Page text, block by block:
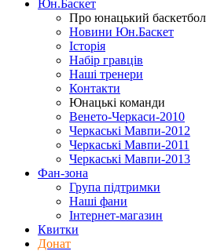
Юн.Баскет
Про юнацький баскетбол
Новини Юн.Баскет
Історія
Набір гравців
Наші тренери
Контакти
Юнацькі команди
Венето-Черкаси-2010
Черкаські Мавпи-2012
Черкаські Мавпи-2011
Черкаські Мавпи-2013
Фан-зона
Група підтримки
Наші фани
Інтернет-магазин
Квитки
Донат